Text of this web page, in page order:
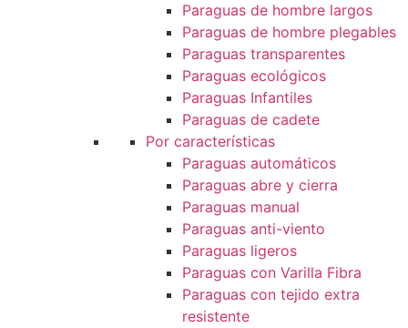
Paraguas de hombre largos
Paraguas de hombre plegables
Paraguas transparentes
Paraguas ecológicos
Paraguas Infantiles
Paraguas de cadete
Por características
Paraguas automáticos
Paraguas abre y cierra
Paraguas manual
Paraguas anti-viento
Paraguas ligeros
Paraguas con Varilla Fibra
Paraguas con tejido extra
resistente